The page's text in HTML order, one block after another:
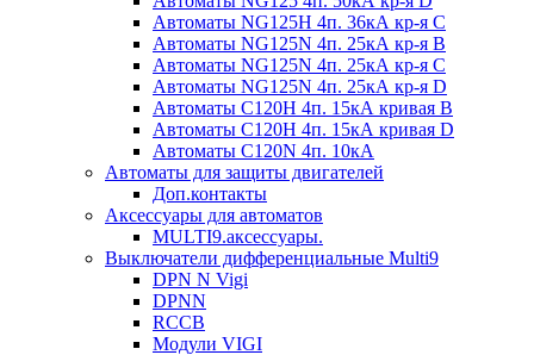
Автоматы NG125H 4п. 36кА кр-я C
Автоматы NG125N 4п. 25кА кр-я B
Автоматы NG125N 4п. 25кА кр-я C
Автоматы NG125N 4п. 25кА кр-я D
Автоматы С120H 4п. 15кА кривая B
Автоматы С120H 4п. 15кА кривая D
Автоматы С120N 4п. 10кА
Автоматы для защиты двигателей
Доп.контакты
Аксессуары для автоматов
MULTI9.аксессуары.
Выключатели дифференциальные Multi9
DPN N Vigi
DPNN
RCCB
Модули VIGI